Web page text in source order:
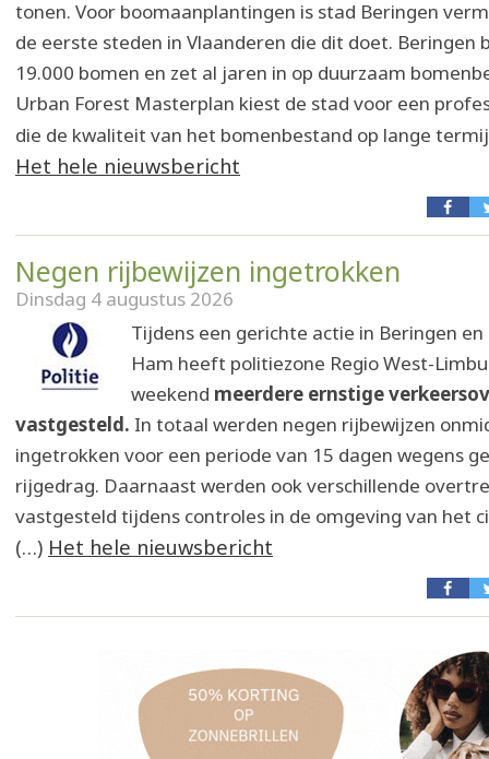
tonen. Voor boomaanplantingen is stad Beringen
de eerste steden in Vlaanderen die dit doet. Beringen
19.000 bomen en zet al jaren in op duurzaam
Urban Forest Masterplan kiest de stad voor een
die de kwaliteit van het bomenbestand op lange
Het hele nieuwsbericht
Negen rijbewijzen ingetrokken
Dinsdag 4 augustus 2026
Tijdens een gerichte actie in Beringen
Ham heeft politiezone Regio West-
weekend meerdere ernstige
vastgesteld. In totaal werden negen rijbewijzen
ingetrokken voor een periode van 15 dagen wegens
rijgedrag. Daarnaast werden ook verschillende
vastgesteld tijdens controles in de omgeving van het
(…) Het hele nieuwsbericht